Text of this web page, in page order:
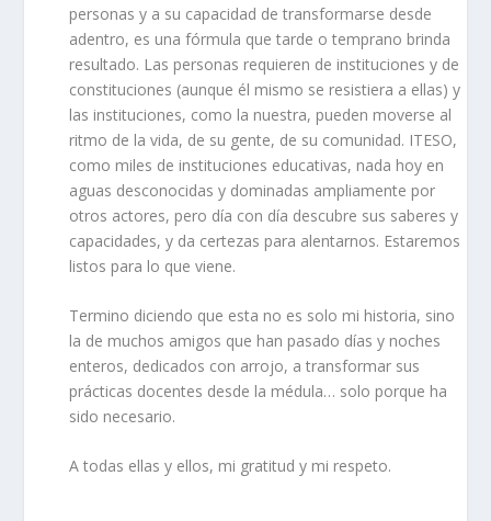
personas y a su capacidad de transformarse desde
adentro, es una fórmula que tarde o temprano brinda
resultado. L as personas requieren de instituciones y de
constituciones (aunque él mismo se resistiera a ellas) y
las instituciones, como la nuestra, pueden moverse al
ritmo de la vida, de su gente, de su comunidad. ITESO,
como miles de instituciones educativas, nada hoy en
aguas desconocidas y dominadas ampliamente por
otros actores, pero día con día descubre sus saberes y
capacidades, y da certezas para alentarnos. Estaremos
listos para lo que viene.
Termino diciendo que esta no es solo mi historia, sino
la de muchos amigos que han pasado días y noches
enteros, dedicados con arrojo, a transformar sus
prácticas docentes desde la médula… solo porque ha
sido necesario.
A todas ellas y ellos, mi gratitud y mi respeto.